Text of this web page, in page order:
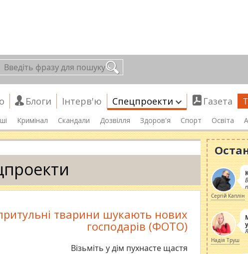
Блоги Інтерв'ю Спецпроекти Газета
Кримінал Скандали Дозвілля Здоров'я Спорт Освіта
тварини шукають нових
господарів (ФОТО)
Візьміть у дім пухнасте щастя
Сергій Каплін
Надія Труш